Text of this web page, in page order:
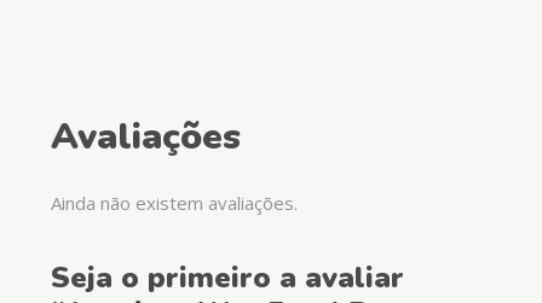
Avaliações
Ainda não existem avaliações.
Seja o primeiro a avaliar